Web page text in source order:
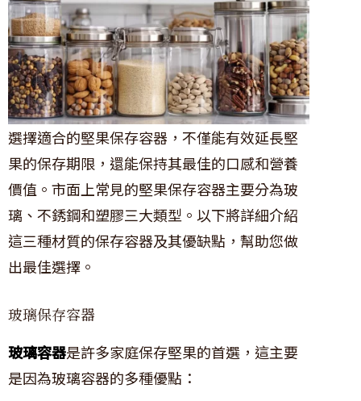
選擇適合的堅果保存容器，不僅能有效延長堅
果的保存期限，還能保持其最佳的口感和營養
價值。市面上常見的堅果保存容器主要分為玻
璃、不銹鋼和塑膠三大類型。以下將詳細介紹
這三種材質的保存容器及其優缺點，幫助您做
出最佳選擇。
玻璃保存容器
玻璃容器是許多家庭保存堅果的首選，這主要
是因為玻璃容器的多種優點：